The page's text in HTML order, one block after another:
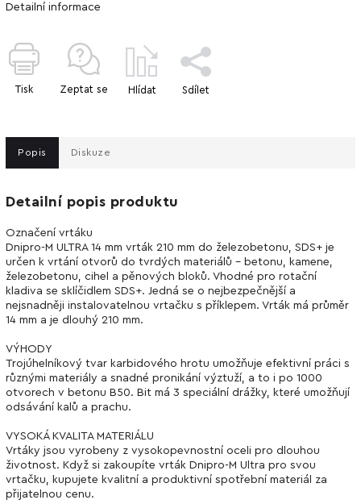
Detailní informace
Tisk Zeptat se Hlídat Sdílet
Popis Diskuze
Detailní popis produktu
Označení vrtáku
Dnipro-M ULTRA 14 mm vrták 210 mm do železobetonu, SDS+ je
určen k vrtání otvorů do tvrdých materiálů - betonu, kamene,
železobetonu, cihel a pěnových bloků. Vhodné pro rotační
kladiva se sklíčidlem SDS+. Jedná se o nejbezpečnější a
nejsnadněji instalovatelnou vrtačku s příklepem. Vrták má průměr
14 mm a je dlouhý 210 mm.
VÝHODY
Trojúhelníkový tvar karbidového hrotu umožňuje efektivní práci s
různými materiály a snadné pronikání výztuží, a to i po 1000
otvorech v betonu B50. Bit má 3 speciální drážky, které umožňují
odsávání kalů a prachu.
VYSOKÁ KVALITA MATERIÁLU
Vrtáky jsou vyrobeny z vysokopevnostní oceli pro dlouhou
životnost. Když si zakoupíte vrták Dnipro-M Ultra pro svou
vrtačku, kupujete kvalitní a produktivní spotřební materiál za
přijatelnou cenu.